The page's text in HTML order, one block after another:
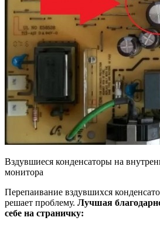
Вздувшиеся конденсаторы на
монитора
Перепаивание вздувшихся
решает проблему. Лучшая
себе на страничку: